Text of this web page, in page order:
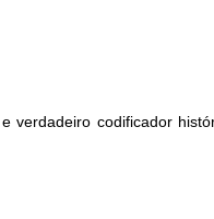
verdadeiro codificador